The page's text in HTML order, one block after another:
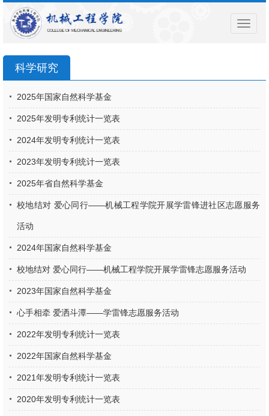
导
科学研究
2025年国家自然科学基金
2025年发明专利统计一览表
2024年发明专利统计一览表
2023年发明专利统计一览表
2025年省自然科学基金
校地结对 爱心同行——机械工程学院开展学雷锋进社区志愿服务
活动
2024年国家自然科学基金
校地结对 爱心同行——机械工程学院开展学雷锋志愿服务活动
2023年国家自然科学基金
心手相牵 爱洒斗潭——学雷锋志愿服务活动
2022年发明专利统计一览表
2022年国家自然科学基金
2021年发明专利统计一览表
2020年发明专利统计一览表